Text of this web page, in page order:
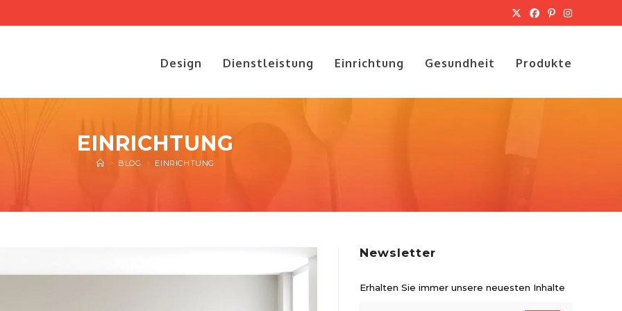
Design Dienstleistung Einrichtung Gesundheit Produkte
EINRICHTUNG
> BLOG > EINRICHTUNG
Newsletter
Erhalten Sie immer unsere neuesten Inhalte